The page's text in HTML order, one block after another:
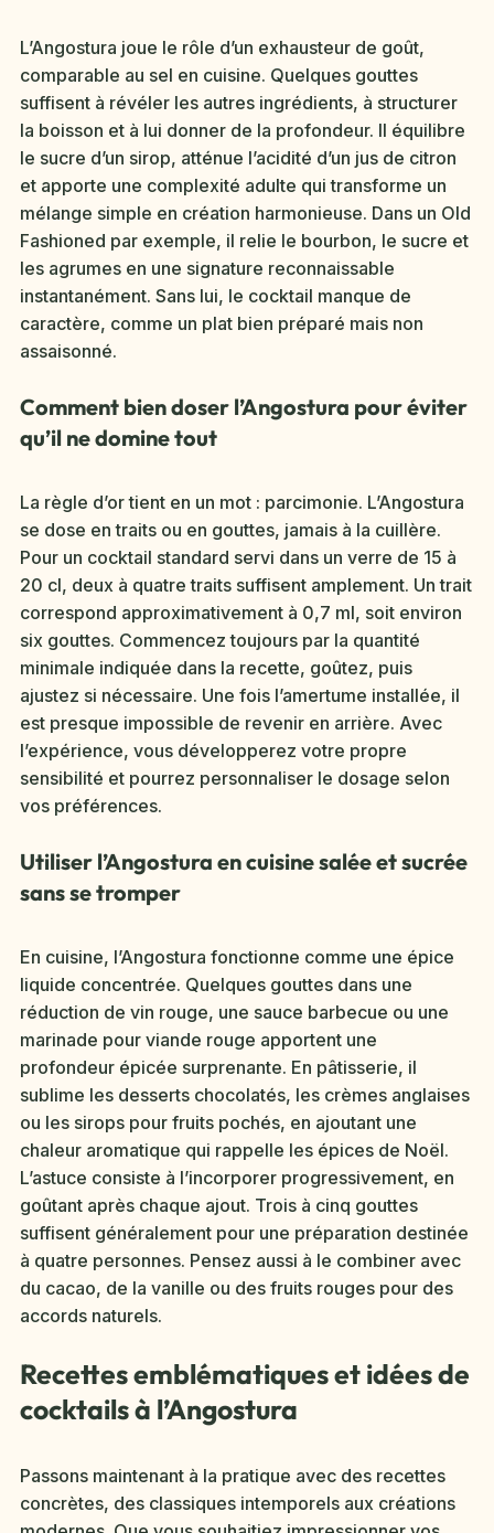
L’Angostura joue le rôle d’un exhausteur de goût,
comparable au sel en cuisine. Quelques gouttes
suffisent à révéler les autres ingrédients, à structurer
la boisson et à lui donner de la profondeur. Il équilibre
le sucre d’un sirop, atténue l’acidité d’un jus de citron
et apporte une complexité adulte qui transforme un
mélange simple en création harmonieuse. Dans un Old
Fashioned par exemple, il relie le bourbon, le sucre et
les agrumes en une signature reconnaissable
instantanément. Sans lui, le cocktail manque de
caractère, comme un plat bien préparé mais non
assaisonné.
Comment bien doser l’Angostura pour éviter
qu’il ne domine tout
La règle d’or tient en un mot : parcimonie. L’Angostura
se dose en traits ou en gouttes, jamais à la cuillère.
Pour un cocktail standard servi dans un verre de 15 à
20 cl, deux à quatre traits suffisent amplement. Un trait
correspond approximativement à 0,7 ml, soit environ
six gouttes. Commencez toujours par la quantité
minimale indiquée dans la recette, goûtez, puis
ajustez si nécessaire. Une fois l’amertume installée, il
est presque impossible de revenir en arrière. Avec
l’expérience, vous développerez votre propre
sensibilité et pourrez personnaliser le dosage selon
vos préférences.
Utiliser l’Angostura en cuisine salée et sucrée
sans se tromper
En cuisine, l’Angostura fonctionne comme une épice
liquide concentrée. Quelques gouttes dans une
réduction de vin rouge, une sauce barbecue ou une
marinade pour viande rouge apportent une
profondeur épicée surprenante. En pâtisserie, il
sublime les desserts chocolatés, les crèmes anglaises
ou les sirops pour fruits pochés, en ajoutant une
chaleur aromatique qui rappelle les épices de Noël.
L’astuce consiste à l’incorporer progressivement, en
goûtant après chaque ajout. Trois à cinq gouttes
suffisent généralement pour une préparation destinée
à quatre personnes. Pensez aussi à le combiner avec
du cacao, de la vanille ou des fruits rouges pour des
accords naturels.
Recettes emblématiques et idées de
cocktails à l’Angostura
Passons maintenant à la pratique avec des recettes
concrètes, des classiques intemporels aux créations